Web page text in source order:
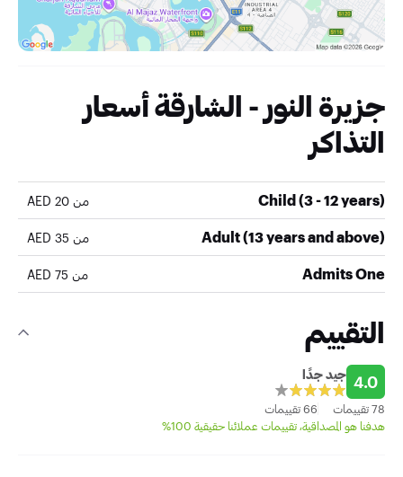
جزيرة النور - الشارقة أسعار
التذاكر
Child (3 - 12 years) من 20 AED
Adult (13 years and above) من 35 AED
Admits One من 75 AED
التقييم
4.0 جيد جدًا
78 تقييمات
66 تقييمات
هدفنا هو المصداقية، تقييمات عملائنا حقيقية 100%